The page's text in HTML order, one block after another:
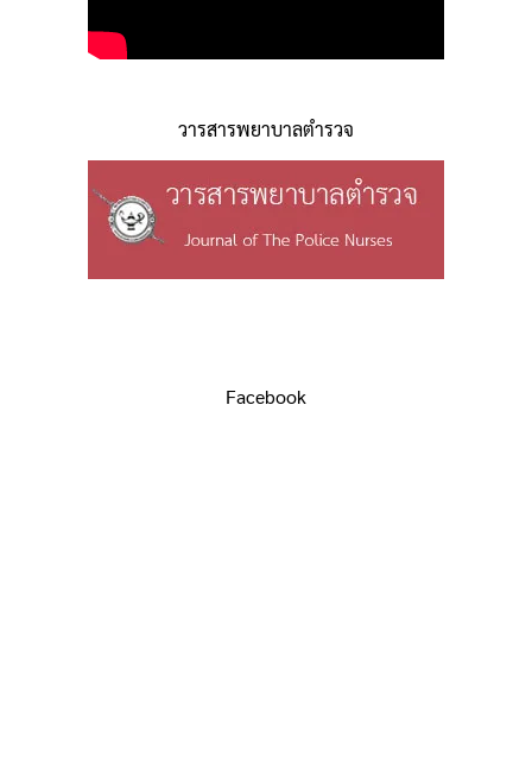
วารสารพยาบาลตำรวจ
Facebook